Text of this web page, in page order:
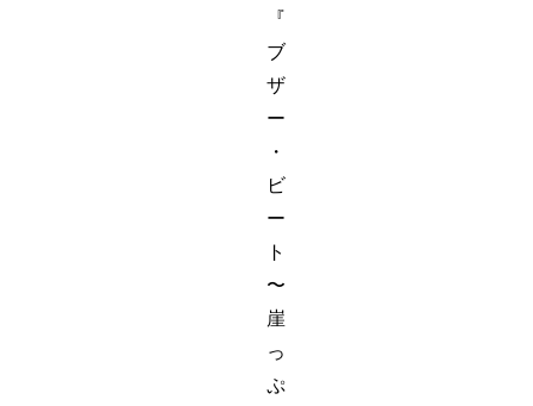
『
ブ
ザ
ー
・
ビ
ー
ト
〜
崖
っ
ぷ